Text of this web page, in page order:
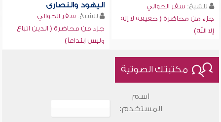
للشيخ: سفر الحوالي
جزء من محاضرة ( حقيقة لا إله
إلا الله)
اليهود والنصارى
للشيخ: سفر الحوالي
جزء من محاضرة ( الدين اتباع
وليس ابتداعاً)
مكتبتك الصوتية
اسم
المستخدم: